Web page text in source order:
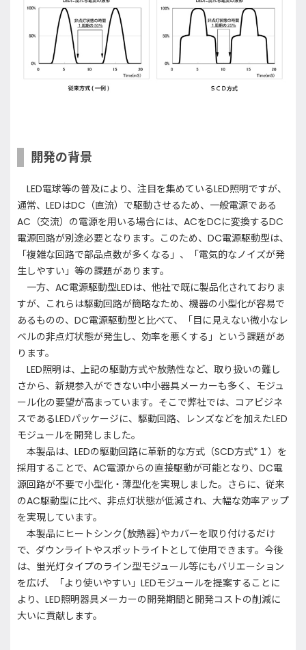
開発の背景
LED電球等の普及により、注目を集めているLED照明ですが、
通常、LEDはDC（直流）で駆動させるため、一般電源である
AC（交流）の電源を用いる場合には、ACをDCに変換するDC
電源回路が別途必要となります。このため、DC電源駆動型は、
「複雑な回路で部品点数が多くなる」、「電気的なノイズが発
生しやすい」等の課題があります。
一方、AC電源駆動型LEDは、他社で既に製品化されておりま
すが、これらは駆動回路が簡略なため、機器の小型化が容易で
あるものの、DC電源駆動型と比べて、「目に見えない微小なレ
ベルの非点灯状態が発生し、効率を悪くする」という課題があ
ります。
LED照明は、上記の駆動方式や放熱性など、取り扱いの難し
さから、新規参入ができない中小器具メーカーも多く、モジュ
ール化の要望が高まっています。そこで弊社では、コアビジネ
スであるLEDパッケージに、駆動回路、レンズなどを加えたLED
モジュールを開発しました。
本製品は、LEDの駆動回路に革新的な方式（SCD方式*１）を
採用することで、AC電源からの直接駆動が可能となり、DC電
源回路が不要で小型化・薄型化を実現しました。さらに、従来
のAC駆動型に比べ、非点灯状態が低減され、大幅な効率アップ
を実現しています。
本製品にヒートシンク(放熱器)やカバーを取り付けるだけ
で、ダウンライトやスポットライトとして使用できます。今後
は、蛍光灯タイプのライン型モジュール等にもバリエーション
を広げ、「より使いやすい」LEDモジュールを提案することに
より、LED照明器具メーカーの開発期間と開発コストの削減に
大いに貢献します。